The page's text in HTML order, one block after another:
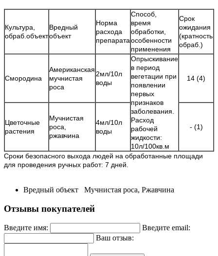
Культура,
обраб.объект
Вредный
объект
Норма
расхода
препарата
Способ,
время
обработки,
особенности
применения
Срок
ожидания
(кратность
обраб.)
Смородина
Американская
мучнистая
роса
2мл/10л
воды
Опрыскивание
в период
вегетации при
появлении
первых
признаков
заболевания.
Расход
рабочей
жидкости:
10л/100кв.м
14 (4)
Цветочные
растения
Мучнистая
роса,
ржавчина
4мл/10л
воды
- (1)
Сроки безопасного выхода людей на обработанные площади
для проведения ручных работ: 7 дней.
Вредный объект Мучнистая роса, Ржавчина
Отзывы покупателей
Введите имя:
Введите email:
Ваш отзыв: